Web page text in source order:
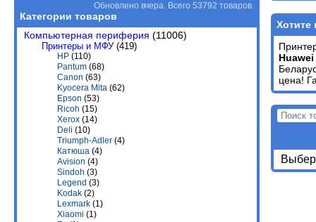
Обновлено вчера. Всего 53792 товаров.
Категории товаров
Компьютерная периферия (11006)
Принтеры и МФУ(419)
HP (110)
Pantum (68)
Canon (63)
Kyocera Mita (62)
Epson (53)
Ricoh (15)
Xerox (14)
Deli (10)
Triumph-Adler (4)
Катюша (4)
Avision (4)
Sindoh (3)
Legend (3)
Kodak (2)
Lexmark (1)
Xiaomi (1)
Хотите
Huawei
цена!